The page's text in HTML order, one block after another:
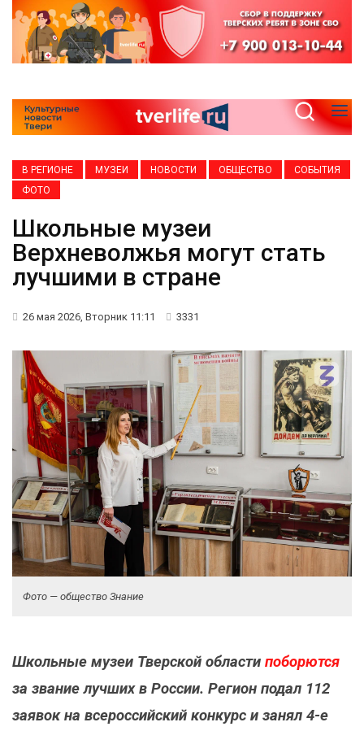
В РЕГИОНЕ МУЗЕИ НОВОСТИ ОБЩЕСТВО
СОБЫТИЯ
ФОТО
Школьные музеи
Верхневолжья могут стать
лучшими в стране
26 мая 2026, Вторник 11:11 3331
Фото — общество Знание
Школьные музеи Тверской области поборются
за звание лучших в России. Регион подал 112
заявок на всероссийский конкурс и занял 4-е